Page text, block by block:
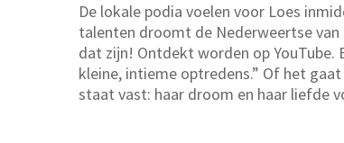
De lokale podia voelen voor Loes
talenten droomt de Nederweertse
dat zijn! Ontdekt worden op YouTube.
kleine, intieme optredens.” Of het
staat vast: haar droom en haar liefde